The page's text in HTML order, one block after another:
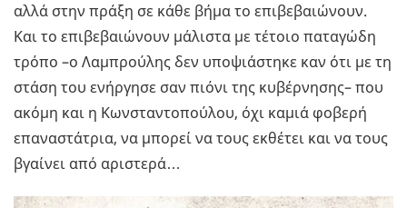
αλλά στην πράξη σε κάθε βήμα το επιβεβαιώνουν.
Και το επιβεβαιώνουν μάλιστα με τέτοιο παταγώδη
τρόπο –ο Λαμπρούλης δεν υποψιάστηκε καν ότι με τη
στάση του ενήργησε σαν πιόνι της κυβέρνησης– που
ακόμη και η Κωνσταντοπούλου, όχι καμιά φοβερή
επαναστάτρια, να μπορεί να τους εκθέτει και να τους
βγαίνει από αριστερά…